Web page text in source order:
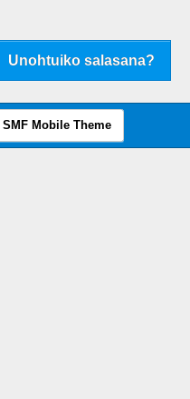
Unohtuiko salasana?
SMF Mobile Theme